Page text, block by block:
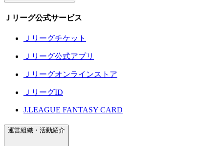
Ｊリーグ公式サービス
Ｊリーグチケット
Ｊリーグ公式アプリ
Ｊリーグオンラインストア
ＪリーグID
J.LEAGUE FANTASY CARD
運営組織・活動紹介